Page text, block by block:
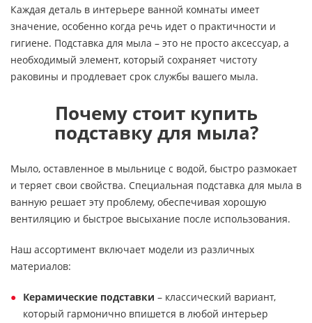
Каждая деталь в интерьере ванной комнаты имеет
значение, особенно когда речь идет о практичности и
гигиене. Подставка для мыла – это не просто аксессуар, а
необходимый элемент, который сохраняет чистоту
раковины и продлевает срок службы вашего мыла.
Почему стоит купить
подставку для мыла?
Мыло, оставленное в мыльнице с водой, быстро размокает
и теряет свои свойства. Специальная подставка для мыла в
ванную решает эту проблему, обеспечивая хорошую
вентиляцию и быстрое высыхание после использования.
Наш ассортимент включает модели из различных
материалов:
Керамические подставки – классический вариант,
который гармонично впишется в любой интерьер